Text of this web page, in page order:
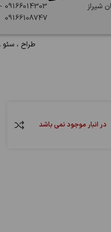
شیراز
09166014303 -
09166108747
طراح ، سئو
در انبار موجود نمی باشد